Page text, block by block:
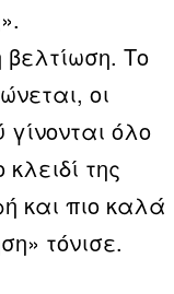
Το
οι
όλο
της
και πιο καλά
τόνισε.